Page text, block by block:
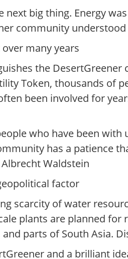
next big thing. Energy
community
many years
the
Token, thousands of
been involved for
who have been
has a patience
Waldstein
factor
scarcity of water
plants are planned
and parts of South Asia.
and a brilliant